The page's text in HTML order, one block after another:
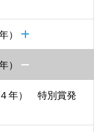
）
）
年） 特別賞発